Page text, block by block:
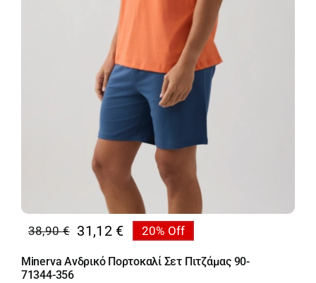
38,90€
Original
price
was:
31,12 €
Η
τρέχουσα
τιμή
20% Off
Minerva Ανδρικό Πορτοκαλί Σετ Πιτζάμας 90-
71344-356